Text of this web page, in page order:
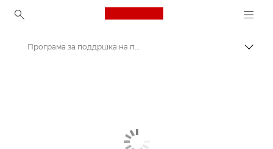
Canon Logo, back to
Програма за поддршка на програмери на Canon | Програма за партнери на Canon